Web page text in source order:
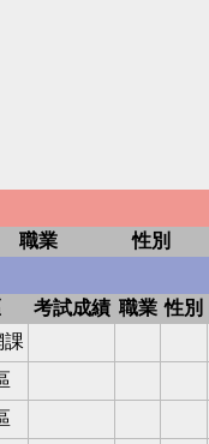
職業 性別
考試成績 職業 性別
試準備
課
耐性
細心、盡責